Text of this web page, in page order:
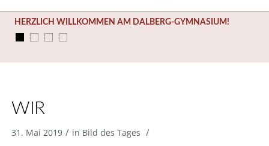
HERZLICH WILLKOMMEN AM DALBERG-GYMNASIUM!
WIR
31. Mai 2019 / in Bild des Tages /